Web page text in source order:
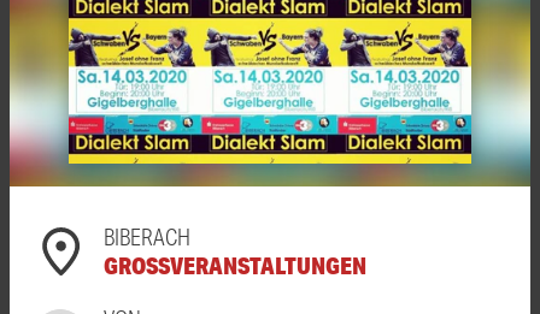
BIBERACH
GROSSVERANSTALTUNGEN